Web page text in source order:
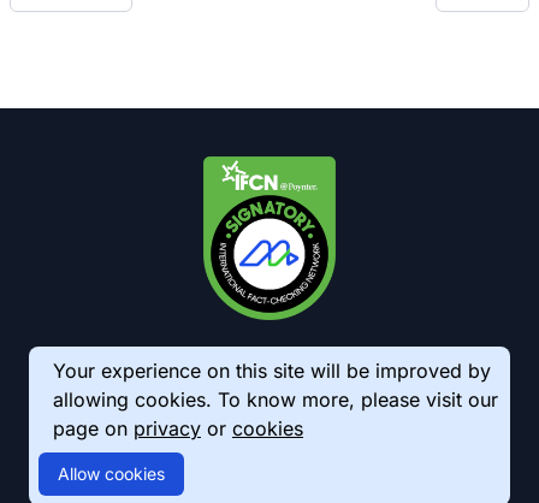
Your experience on this site will be improved by
allowing cookies. To know more, please visit our
page on privacy or cookies
Allow cookies
© 2026 AkhbarMeter. All Rights Reserved